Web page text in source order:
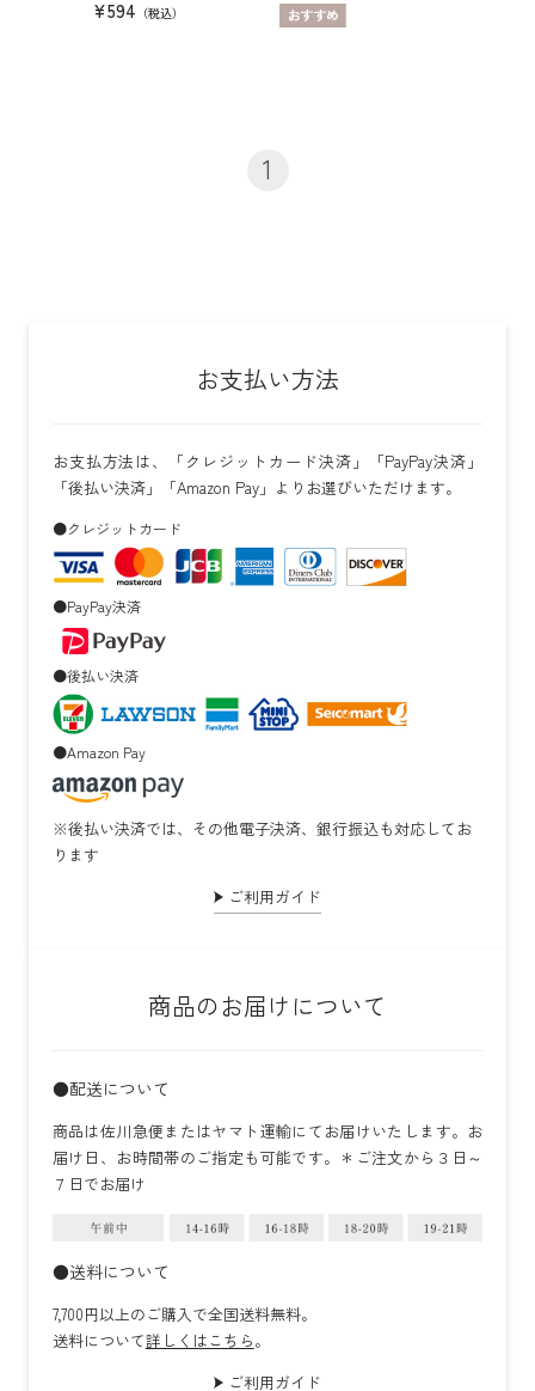
¥594 （税込）
1
お支払い方法
お支払方法は、「クレジットカード決済」「PayPay決済」
「後払い決済」「Amazon Pay」よりお選びいただけます。
●クレジットカード
●PayPay決済
●後払い決済
●Amazon Pay
※後払い決済では、その他電子決済、銀行振込も対応してお
ります
ご利用ガイド
商品のお届けについて
●配送について
商品は佐川急便またはヤマト運輸にてお届けいたします。お
届け日、お時間帯のご指定も可能です。＊ご注文から３日～
７日でお届け
●送料について
7,700円以上のご購入で全国送料無料。
送料について詳しくはこちら。
ご利用ガイド